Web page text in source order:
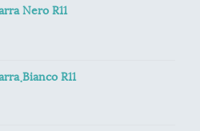
Nero R11
Bianco R11